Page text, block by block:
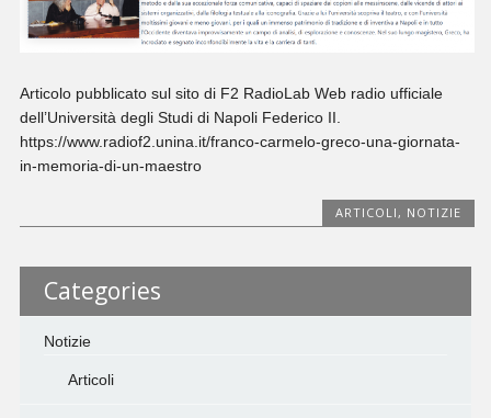
Articolo pubblicato sul sito di F2 RadioLab Web radio ufficiale
dell’Università degli Studi di Napoli Federico II.
https://www.radiof2.unina.it/franco-carmelo-greco-una-giornata-
in-memoria-di-un-maestro
ARTICOLI , NOTIZIE
Categories
Notizie
Articoli